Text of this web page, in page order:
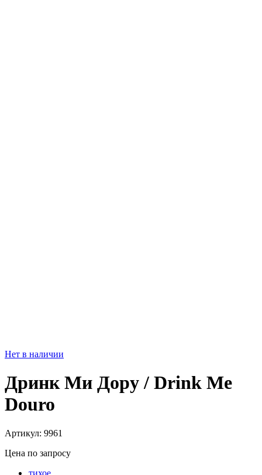
Нет в наличии
Дринк Ми Дору / Drink Me
Douro
Артикул: 9961
Цена по запросу
тихое